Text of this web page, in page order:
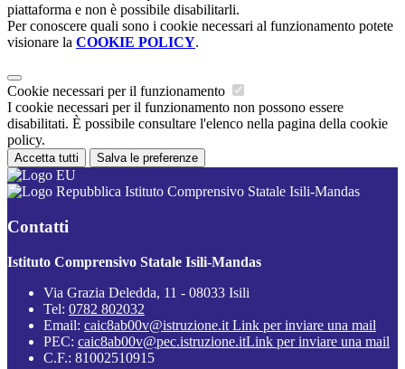
piattaforma e non è possibile disabilitarli.
Per conoscere quali sono i cookie necessari al funzionamento potete
visionare la COOKIE POLICY.
Cookie necessari per il funzionamento
I cookie necessari per il funzionamento non possono essere
disabilitati. È possibile consultare l'elenco nella pagina della cookie
policy.
Accetta tutti Salva le preferenze
Istituto Comprensivo Statale Isili-Mandas
Contatti
Istituto Comprensivo Statale Isili-Mandas
Via Grazia Deledda, 11 - 08033 Isili
Tel: 0782 802032
Email: caic8ab00v@istruzione.it Link per inviare una mail
PEC: caic8ab00v@pec.istruzione.itLink per inviare una mail
C.F.: 81002510915